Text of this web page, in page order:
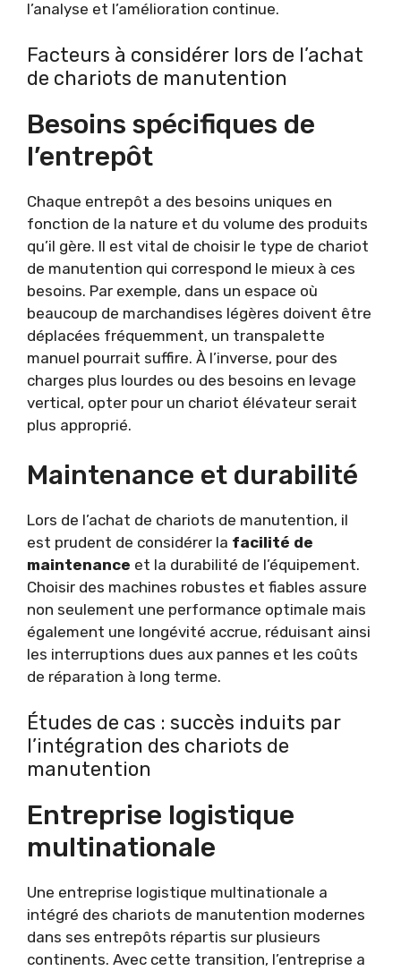
l’analyse et l’amélioration continue.
Facteurs à considérer lors de l’achat
de chariots de manutention
Besoins spécifiques de
l’entrepôt
Chaque entrepôt a des besoins uniques en
fonction de la nature et du volume des produits
qu’il gère. Il est vital de choisir le type de chariot
de manutention qui correspond le mieux à ces
besoins. Par exemple, dans un espace où
beaucoup de marchandises légères doivent être
déplacées fréquemment, un transpalette
manuel pourrait suffire. À l’inverse, pour des
charges plus lourdes ou des besoins en levage
vertical, opter pour un chariot élévateur serait
plus approprié.
Maintenance et durabilité
Lors de l’achat de chariots de manutention, il
est prudent de considérer la facilité de
maintenance et la durabilité de l’équipement.
Choisir des machines robustes et fiables assure
non seulement une performance optimale mais
également une longévité accrue, réduisant ainsi
les interruptions dues aux pannes et les coûts
de réparation à long terme.
Études de cas : succès induits par
l’intégration des chariots de
manutention
Entreprise logistique
multinationale
Une entreprise logistique multinationale a
intégré des chariots de manutention modernes
dans ses entrepôts répartis sur plusieurs
continents. Avec cette transition, l’entreprise a